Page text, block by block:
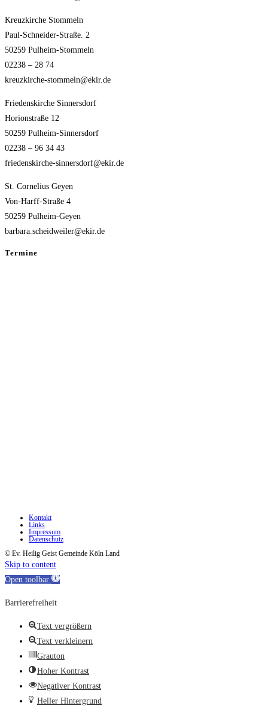
Kreuzkirche Stommeln
Paul-Schneider-Straße. 2
50259 Pulheim-Stommeln
02238 – 28 74
kreuzkirche-stommeln@ekir.de
Friedenskirche Sinnersdorf
Horionstraße 12
50259 Pulheim-Sinnersdorf
02238 – 96 34 43
friedenskirche-sinnersdorf@ekir.de
St. Cornelius Geyen
Von-Harff-Straße 4
50259 Pulheim-Geyen
barbara.scheidweiler@ekir.de
Termine
Kontakt
Links
Impressum
Datenschutz
© Ev. Heilig Geist Gemeinde Köln Land
Skip to content
Open toolbar
Barrierefreiheit
Text vergrößern
Text verkleinern
Grauton
Hoher Kontrast
Negativer Kontrast
Heller Hintergrund